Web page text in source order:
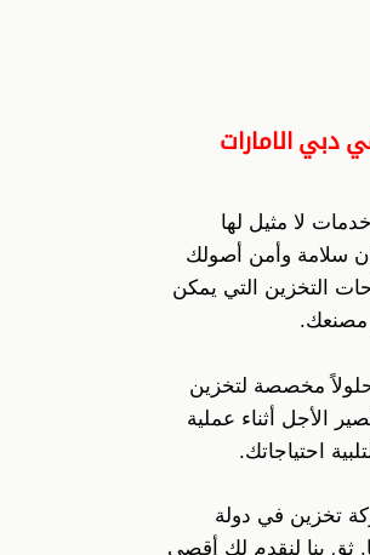
دبي الامارات
لا مثيل لها
سلامة وأمن أصولك
التخزين التي يمكن
مصنعك.
مخصصة لتخزين
الأجل أثناء عملية
احتياجاتك.
تخزين في دولة
ثق بنا لنقدم لك أقصى